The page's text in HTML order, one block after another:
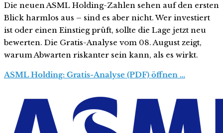
Die neuen ASML Holding-Zahlen sehen auf den ersten
Blick harmlos aus – sind es aber nicht. Wer investiert
ist oder einen Einstieg prüft, sollte die Lage jetzt neu
bewerten. Die Gratis-Analyse vom 08. August zeigt,
warum Abwarten riskanter sein kann, als es wirkt.
ASML Holding: Gratis-Analyse (PDF) öffnen …